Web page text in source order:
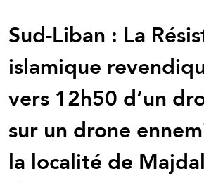
Sud-Liban : La
islamique
vers 12h50 d’un
sur un drone
la localité de